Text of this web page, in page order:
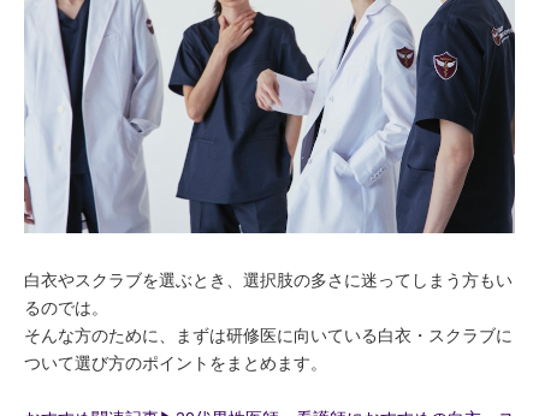
白衣やスクラブを選ぶとき、選択肢の多さに迷ってしまう方もい
るのでは。
そんな方のために、まずは研修医に向いている白衣・スクラブに
ついて選び方のポイントをまとめます。